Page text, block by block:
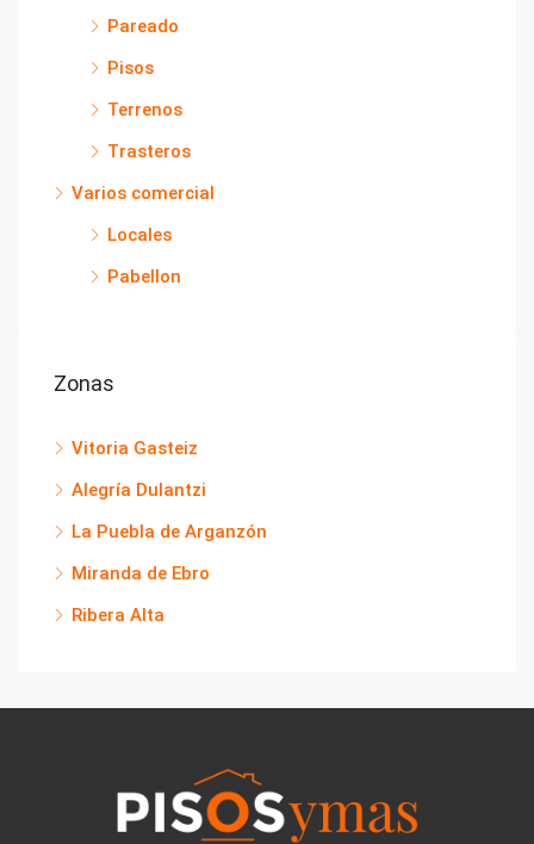
Pareado
Pisos
Terrenos
Trasteros
Varios comercial
Locales
Pabellon
Zonas
Vitoria Gasteiz
Alegría Dulantzi
La Puebla de Arganzón
Miranda de Ebro
Ribera Alta